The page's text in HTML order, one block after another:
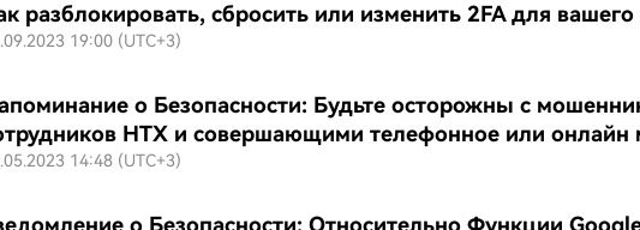
разблокировать, сбросить или изменить 2FA для вашего
19:00 (UTC+3)
о Безопасности: Будьте осторожны с
HTX и совершающими телефонное или онлайн
14:48 (UTC+3)
о Безопасности: Относительно Функции